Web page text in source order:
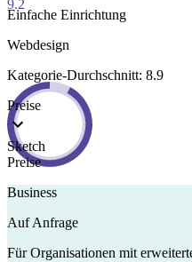
9.2
Einfache Einrichtung
Webdesign
Kategorie-Durchschnitt: 8.9
Preise
Sketch
Preise
Business
Auf Anfrage
Für Organisationen mit